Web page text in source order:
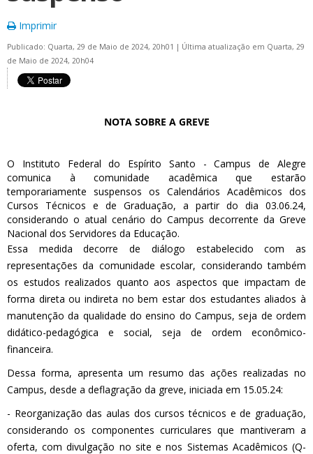
Imprimir
Publicado: Quarta, 29 de Maio de 2024, 20h01 | Última atualização em Quarta, 29
de Maio de 2024, 20h04
NOTA SOBRE A GREVE
O Instituto Federal do Espírito Santo - Campus de Alegre
comunica à comunidade acadêmica que estarão
temporariamente suspensos os Calendários Acadêmicos dos
Cursos Técnicos e de Graduação, a partir do dia 03.06.24,
considerando o atual cenário do Campus decorrente da Greve
Nacional dos Servidores da Educação.
Essa medida decorre de diálogo estabelecido com as
representações da comunidade escolar, considerando também
os estudos realizados quanto aos aspectos que impactam de
forma direta ou indireta no bem estar dos estudantes aliados à
manutenção da qualidade do ensino do Campus, seja de ordem
didático-pedagógica e social, seja de ordem econômico-
financeira.
Dessa forma, apresenta um resumo das ações realizadas no
Campus, desde a deflagração da greve, iniciada em 15.05.24:
- Reorganização das aulas dos cursos técnicos e de graduação,
considerando os componentes curriculares que mantiveram a
oferta, com divulgação no site e nos Sistemas Acadêmicos (Q-